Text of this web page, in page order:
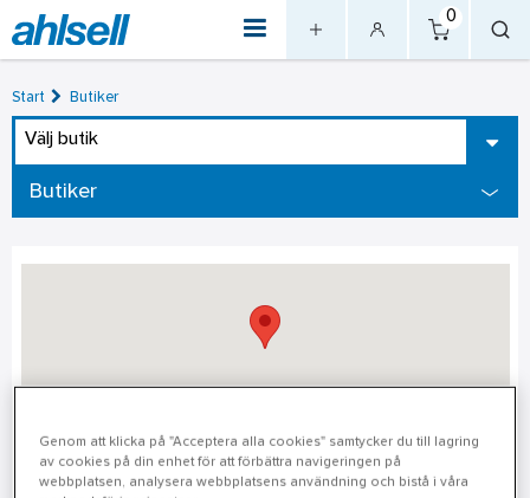
0
Start Butiker
Välj butik
Butiker
Gävle
Genom att klicka på "Acceptera alla cookies" samtycker du till lagring
av cookies på din enhet för att förbättra navigeringen på
webbplatsen, analysera webbplatsens användning och bistå i våra